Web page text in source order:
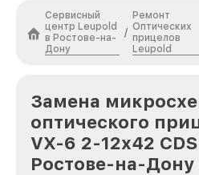
Сервисный
центр Leupold
в Ростове-на-
Дону
/
Ремонт
Оптических
прицелов
Leupold
Замена
оптического
VX-6 2-12x42
Ростове-на-Дону